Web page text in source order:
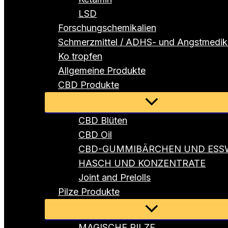
LSD
Forschungschemikalien
Schmerzmittel / ADHS- und
Ko tropfen
Allgemeine Produkte
CBD Produkte
Menü
umschalten
CBD Blüten
CBD Oil
CBD-GUMMIBÄRCHEN UND
HASCH UND KONZENTRATE
Joint and Prelolls
Pilze Produkte
Menü
umschalten